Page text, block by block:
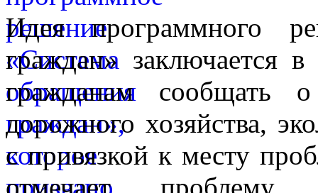
Идея программного
граждан» заключается
гражданам
дорожного хозяйства,
с привязкой к месту
отмечает проблему